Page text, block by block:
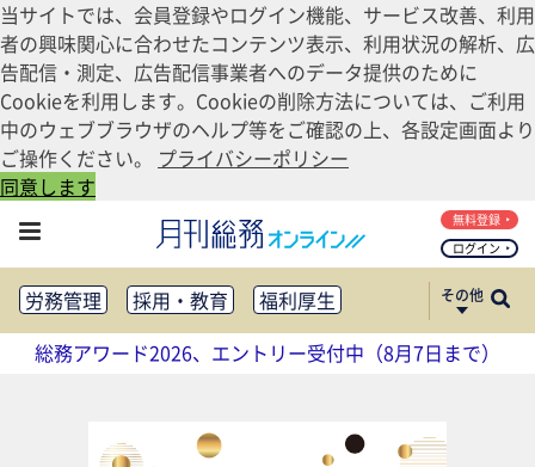
当サイトでは、会員登録やログイン機能、サービス改善、利用
者の興味関心に合わせたコンテンツ表示、利用状況の解析、広
告配信・測定、広告配信事業者へのデータ提供のために
Cookieを利用します。Cookieの削除方法については、ご利用
中のウェブブラウザのヘルプ等をご確認の上、各設定画面より
ご操作ください。 プライバシーポリシー
同意します
ログイン
無料登録
労務管理 採用・教育
福利厚生
健康経営
働き方改革
法務・コンプライアンス
社外・社内広報
その他
総務アワード2026、エントリー受付中（8月7日まで）